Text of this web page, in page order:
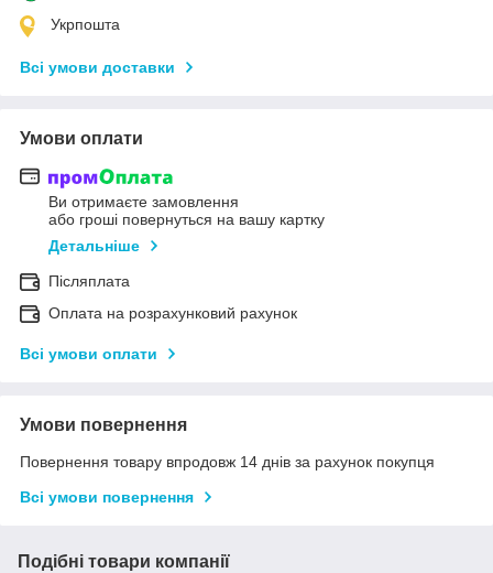
Укрпошта
Всі умови доставки
Умови оплати
Ви отримаєте замовлення
або гроші повернуться на вашу картку
Детальніше
Післяплата
Оплата на розрахунковий рахунок
Всі умови оплати
Умови повернення
Повернення товару впродовж 14 днів за рахунок покупця
Всі умови повернення
Подібні товари компанії